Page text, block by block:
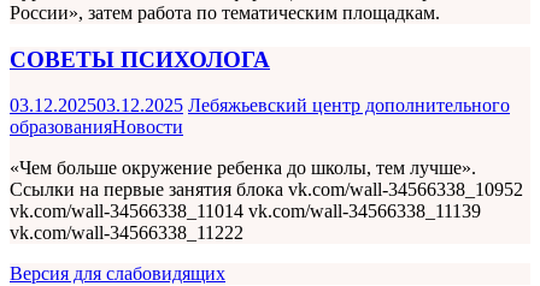
России», затем работа по тематическим площадкам.
СОВЕТЫ ПСИХОЛОГА
03.12.202503.12.2025 Лебяжьевский центр дополнительного
образованияНовости
«Чем больше окружение ребенка до школы, тем лучше».
Ссылки на первые занятия блока vk.com/wall-34566338_10952
vk.com/wall-34566338_11014 vk.com/wall-34566338_11139
vk.com/wall-34566338_11222
Версия для слабовидящих